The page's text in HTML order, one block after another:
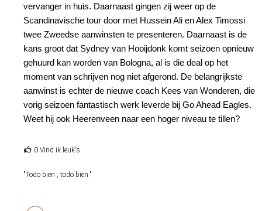
vervanger in huis. Daarnaast gingen zij weer op de
Scandinavische tour door met Hussein Ali en Alex Timossi
twee Zweedse aanwinsten te presenteren. Daarnaast is de
kans groot dat Sydney van Hooijdonk komt seizoen opnieuw
gehuurd kan worden van Bologna, al is die deal op het
moment van schrijven nog niet afgerond. De belangrijkste
aanwinst is echter de nieuwe coach Kees van Wonderen, die
vorig seizoen fantastisch werk leverde bij Go Ahead Eagles.
Weet hij ook Heerenveen naar een hoger niveau te tillen?
0 Vind ik leuk's
"Todo bien , todo bien."